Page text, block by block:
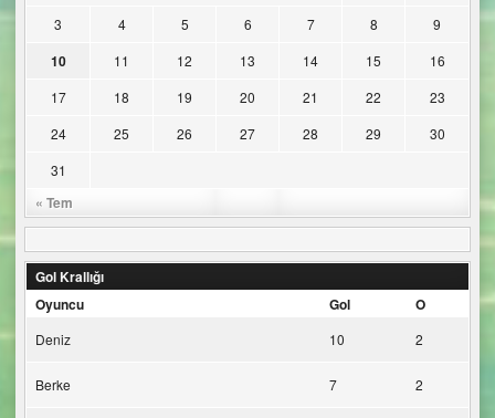
« Tem
3
4 5 6 7 8 9
10 11 12 13 14 15
16
17
18 19 20 21 22
23
24
25 26 27 28 29
30
31
Gol Krallığı
Oyuncu
Gol O
Deniz 10 2
Berke 7 2